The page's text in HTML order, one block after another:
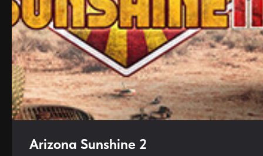
Arizona Sunshine 2